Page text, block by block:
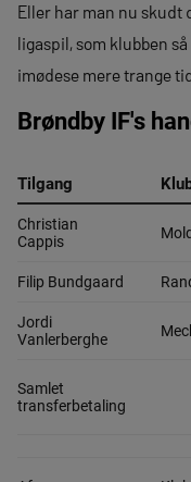
Eller har man nu skudt
ligaspil, som klubben
imødese mere trange